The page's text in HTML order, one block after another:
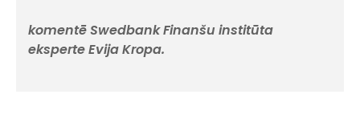
komentē Swedbank Finanšu institūta
eksperte Evija Kropa.